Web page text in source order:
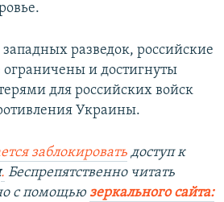
разведок, российские
ограничены и достигнуты
для российских войск
Украины.
заблокировать доступ к
. Беспрепятственно читать
с помощью зеркального сайта: